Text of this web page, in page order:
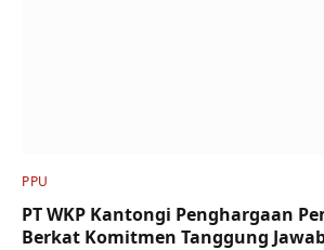
PPU
PT WKP Kantongi Penghargaan
Berkat Komitmen Tanggung